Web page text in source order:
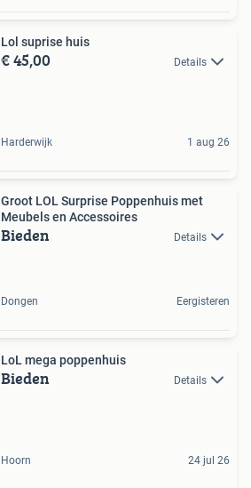
Lol suprise huis
€ 45,00 Details
Harderwijk 1 aug 26
Groot LOL Surprise Poppenhuis met
Meubels en Accessoires
Bieden Details
Dongen Eergisteren
LoL mega poppenhuis
Bieden Details
Hoorn 24 jul 26